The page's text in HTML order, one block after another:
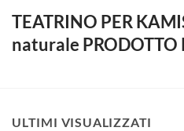
TEATRINO PER
naturale PRODOTTO
ULTIMI VISUALIZZATI